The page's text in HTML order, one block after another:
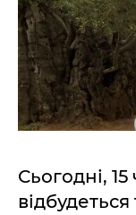
Сьогодні,